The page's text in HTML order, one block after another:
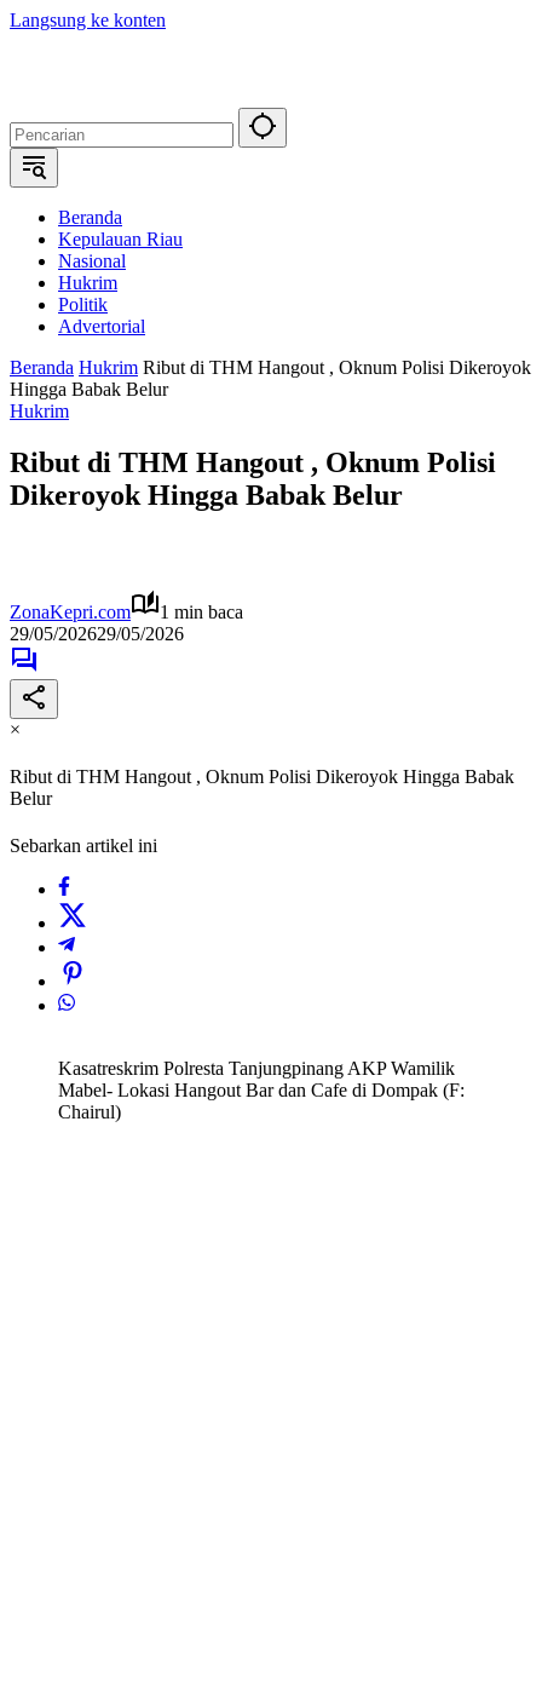
Langsung ke konten
Beranda
Kepulauan Riau
Nasional
Hukrim
Politik
Advertorial
Beranda Hukrim Ribut di THM Hangout , Oknum Polisi Dikeroyok
Hingga Babak Belur
Hukrim
Ribut di THM Hangout , Oknum Polisi
Dikeroyok Hingga Babak Belur
ZonaKepri.com
1 min baca
29/05/202629/05/2026
×
Ribut di THM Hangout , Oknum Polisi Dikeroyok Hingga Babak
Belur
Sebarkan artikel ini
Kasatreskrim Polresta Tanjungpinang AKP Wamilik
Mabel- Lokasi Hangout Bar dan Cafe di Dompak (F:
Chairul)